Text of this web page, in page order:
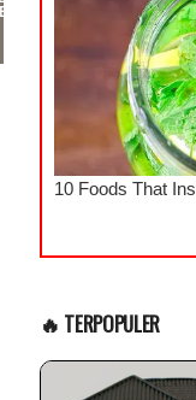
🔥 TERPOPULER